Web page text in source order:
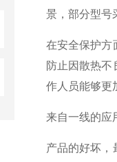
景，部分型号
在安全保护方
防止因散热
作人员能够更
来自一线的应
产品的好坏，